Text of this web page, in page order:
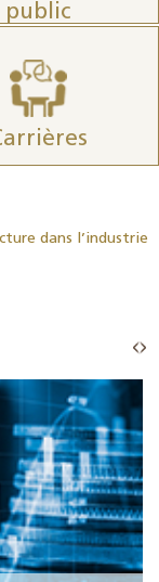
public
dans l’industrie